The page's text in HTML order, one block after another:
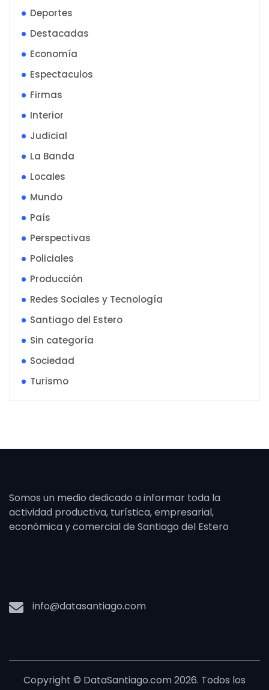
Deportes
Destacadas
Economía
Espectaculos
Firmas
Interior
Judicial
La Banda
Locales
Mundo
País
Perspectivas
Policiales
Producción
Redes Sociales y Tecnología
Santiago del Estero
Sin categoría
Sociedad
Turismo
Somos un medio dedicado a informar toda la
actividad productiva, turística, empresarial,
económica y comercial de Santiago del Estero
info@datasantiago.com
Copyright © DataSantiago.com 2026. Todos los